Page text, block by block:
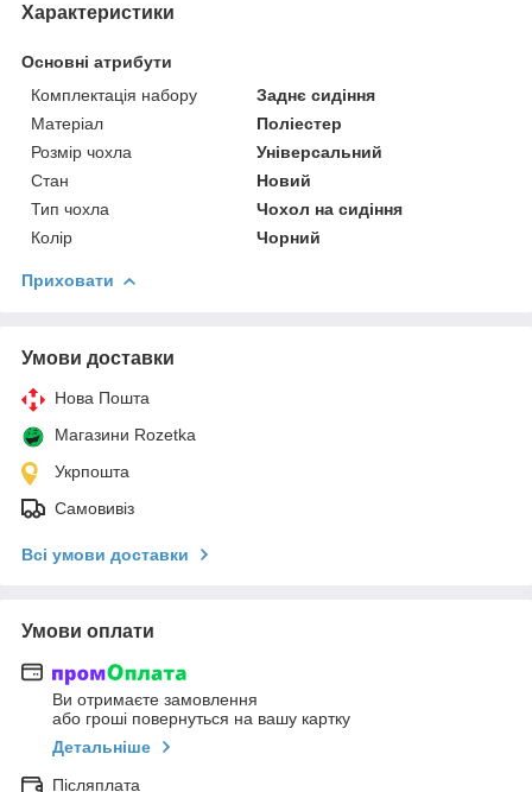
Характеристики
Основні атрибути
Комплектація набору
Заднє сидіння
Матеріал
Поліестер
Розмір чохла
Універсальний
Стан
Новий
Тип чохла
Чохол на сидіння
Колір
Чорний
Приховати
Умови доставки
Нова Пошта
Магазини Rozetka
Укрпошта
Самовивіз
Всі умови доставки
Умови оплати
Ви отримаєте замовлення
або гроші повернуться на вашу картку
Детальніше
Післяплата